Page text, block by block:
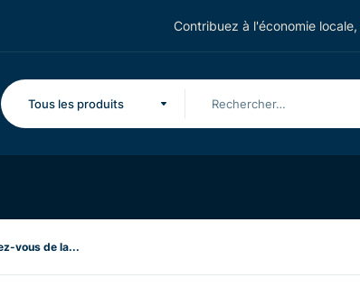
Contribuez à l'économie locale,
Tous les produits
vous de la...